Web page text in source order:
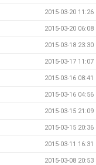
2015-03-20 11:26
2015-03-20 06:08
2015-03-18 23:30
2015-03-17 11:07
2015-03-16 08:41
2015-03-16 04:56
2015-03-15 21:09
2015-03-15 20:36
2015-03-11 16:31
2015-03-08 20:53